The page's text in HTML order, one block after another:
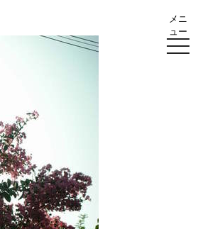
メニ
ュー